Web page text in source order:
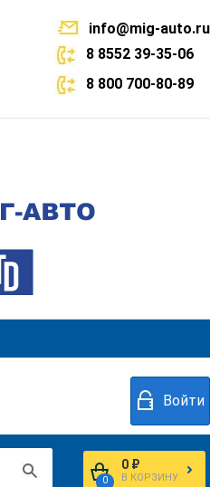
info@mig-auto.ru
8 8552 39-35-06
8 800 700-80-89
Войти
0
0 ₽
В КОРЗИНУ